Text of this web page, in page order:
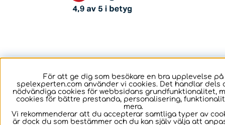
För att ge dig som besökare en bra upplevelse på
spelexperten.com använder vi cookies. Det handlar dels
nödvändiga cookies för webbsidans grundfunktionalitet,
cookies för bättre prestanda, personalisering,
mera.
Vi rekommenderar att du accepterar samtliga typer av
är dock du som bestämmer och du kan själv välja att